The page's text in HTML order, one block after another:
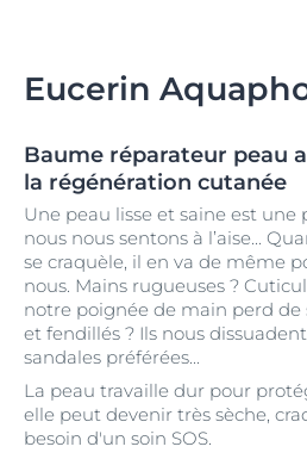
Eucerin
Baume réparateur peau
la régénération cutanée
Une peau lisse et saine est une
nous nous sentons à l’aise...
se craquèle, il en va de même
nous. Mains rugueuses ?
notre poignée de main perd de
et fendillés ? Ils nous
sandales préférées...
La peau travaille dur pour
elle peut devenir très sèche,
besoin d'un soin SOS.